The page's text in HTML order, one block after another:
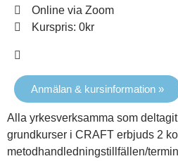
Online via Zoom
Kurspris: 0kr
Anmälan & kursinformation »
Alla yrkesverksamma som
grundkurser i CRAFT erbjuds 2
metodhandledningstillfällen/